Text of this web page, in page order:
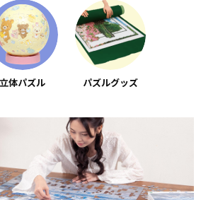
立体パズル パズルグッズ